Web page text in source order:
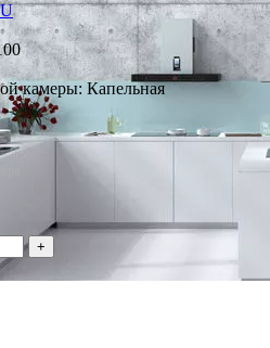
камеры: Капельная
+